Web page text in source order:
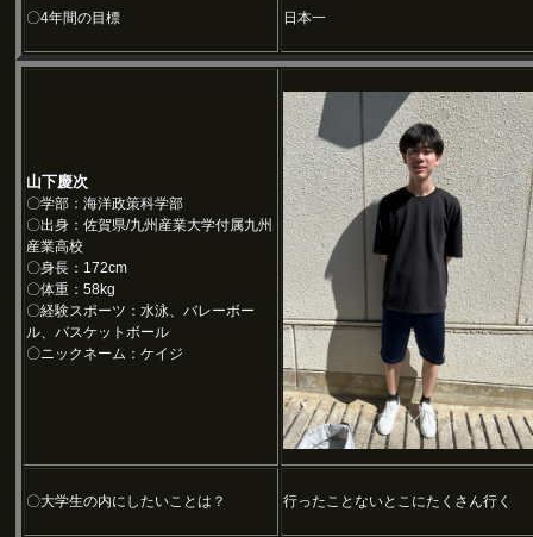
〇4年間の目標 日本一
山下慶次
〇学部：海洋政策科学部
〇出身：佐賀県/九州産業大学付属九州
産業高校
〇身長：172cm
〇体重：58kg
〇経験スポーツ：水泳、バレーボー
ル、バスケットボール
〇ニックネーム：ケイジ
〇大学生の内にしたいことは？ 行ったことないとこにたくさん行く